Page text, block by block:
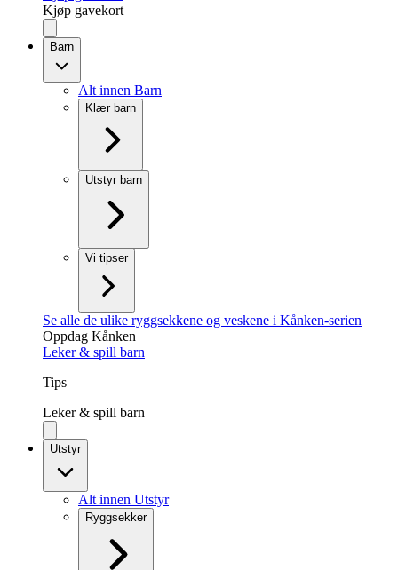
Kjøp gavekort
Barn
Alt innen Barn
Klær barn
Utstyr barn
Vi tipser
Se alle de ulike ryggsekkene og veskene i Kånken-serien
Oppdag Kånken
Leker & spill barn
Tips
Leker & spill barn
Utstyr
Alt innen Utstyr
Ryggsekker